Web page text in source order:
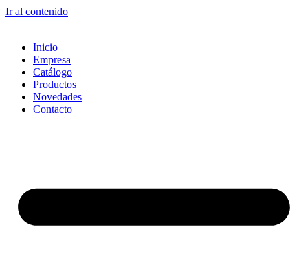
Ir al contenido
Inicio
Empresa
Catálogo
Productos
Novedades
Contacto